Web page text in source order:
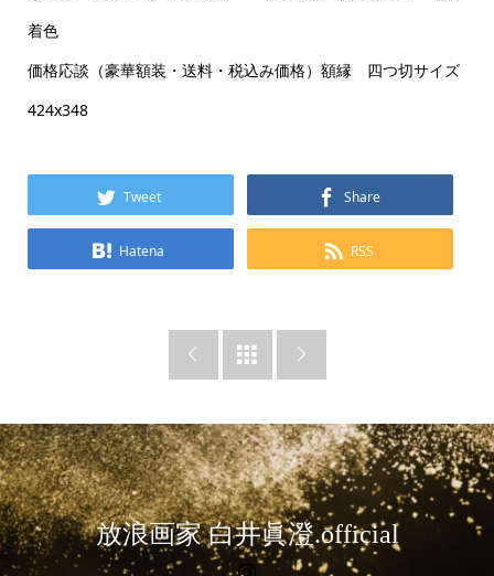
着色
価格応談（豪華額装・送料・税込み価格）額縁 四つ切サイズ
424x348
Tweet Share
Hatena RSS
  
放浪画家 白井眞澄.official